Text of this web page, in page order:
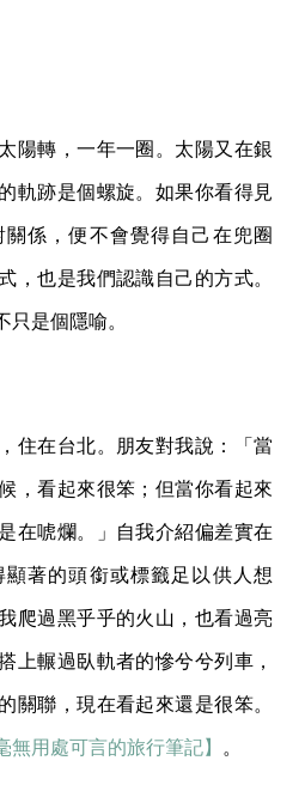
陽轉，一年一圈。太陽又在銀
軌跡是個螺旋。如果你看得見
係，便不會覺得自己在兜圈
，也是我們認識自己的方式。
是個隱喻。
住在台北。朋友對我說：「當
，看起來很笨；但當你看起來
在唬爛。」自我介紹偏差實在
著的頭銜或標籤足以供人想
爬過黑乎乎的火山，也看過亮
上輾過臥軌者的慘兮兮列車，
關聯，現在看起來還是很笨。
無用處可言的旅行筆記】 。